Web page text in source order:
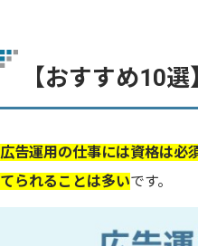
【おすすめ10
広告運用の仕事には資格は必
てられることは多いです。